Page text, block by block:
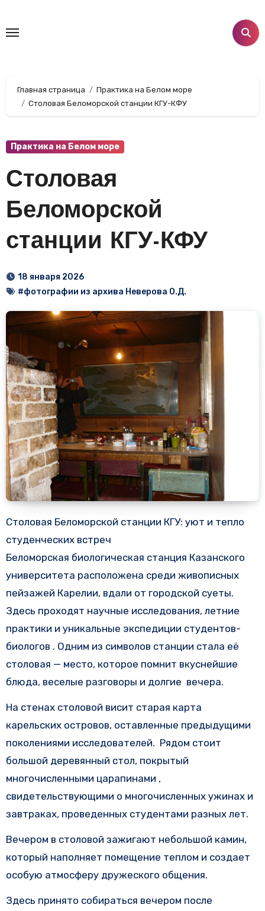
содержанию
Главная страница
Практика на Белом море
Столовая Беломорской станции КГУ-КФУ
Практика на Белом море
Столовая
Беломорской
станции КГУ-КФУ
18 января 2026
#фотографии из архива Неверова О.Д.
Столовая Беломорской станции КГУ: уют и тепло
студенческих встреч
Беломорская биологическая станция Казанского
университета расположена среди живописных
пейзажей Карелии, вдали от городской суеты.
Здесь проходят научные исследования, летние
практики и уникальные экспедиции студентов-
биологов . Одним из символов станции стала её
столовая — место, которое помнит вкуснейшие
блюда, веселые разговоры и долгие вечера.
На стенах столовой висит старая карта
карельских островов, оставленные предыдущими
поколениями исследователей. Рядом стоит
большой деревянный стол, покрытый
многочисленными царапинами ,
свидетельствующими о многочисленных ужинах и
завтраках, проведенных студентами разных лет.
Вечером в столовой зажигают небольшой камин,
который наполняет помещение теплом и создает
особую атмосферу дружеского общения.
Здесь принято собираться вечером после